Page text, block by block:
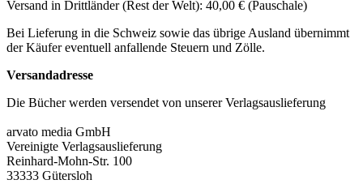
Versand in Drittländer (Rest der Welt): 40,00 € (Pauschale)
Bei Lieferung in die Schweiz sowie das übrige Ausland übernimmt
der Käufer eventuell anfallende Steuern und Zölle.
Versandadresse
Die Bücher werden versendet von unserer Verlagsauslieferung
arvato media GmbH
Vereinigte Verlagsauslieferung
Reinhard-Mohn-Str. 100
33333 Gütersloh